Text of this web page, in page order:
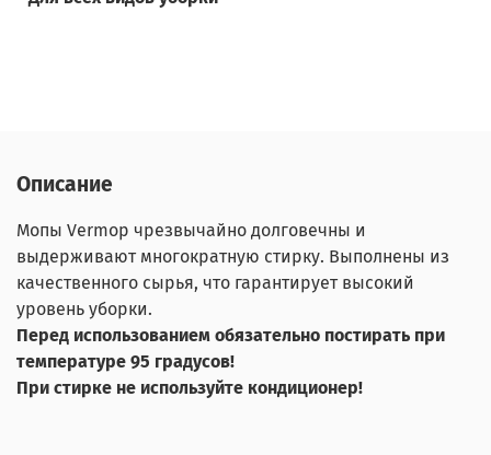
Описание
Мопы Vermop чрезвычайно долговечны и
выдерживают многократную стирку. Выполнены из
качественного сырья, что гарантирует высокий
уровень уборки.
Перед использованием обязательно постирать при
температуре 95 градусов!
При стирке не используйте кондиционер!